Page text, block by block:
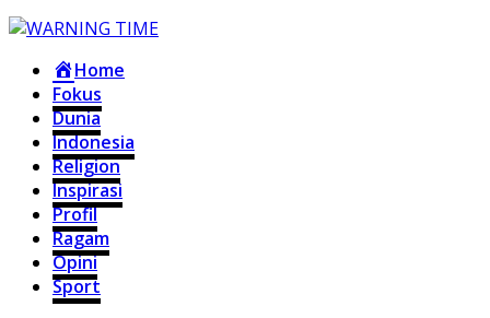
Home
Fokus
Dunia
Indonesia
Religion
Inspirasi
Profil
Ragam
Opini
Sport